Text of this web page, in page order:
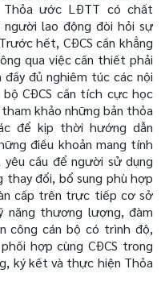
ước LĐTT có chất
lao động đòi hỏi sự
hết, CĐCS cần khẳng
qua việc cần thiết phải
đủ nghiêm túc các nội
CĐCS cần tích cực học
khảo những bản thỏa
để kịp thời hướng dẫn
điều khoản mang tính
cầu để người sử dụng
đổi, bổ sung phù hợp
cấp trên trực tiếp cơ sở
năng thương lượng, đàm
công cán bộ có trình độ,
hợp cùng CĐCS trong
ký kết và thực hiện Thỏa